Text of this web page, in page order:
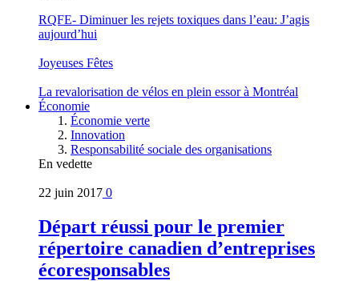
RQFE- Diminuer les rejets toxiques dans l’eau: J’agis
aujourd’hui
Joyeuses Fêtes
La revalorisation de vélos en plein essor à Montréal
Économie
Économie verte
Innovation
Responsabilité sociale des organisations
En vedette
22 juin 2017 0
Départ réussi pour le premier
répertoire canadien d’entreprises
écoresponsables